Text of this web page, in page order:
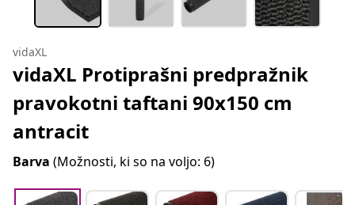
vidaXL
vidaXL Protiprašni predpražnik
pravokotni taftani 90x150 cm
antracit
Barva (Možnosti, ki so na voljo: 6)